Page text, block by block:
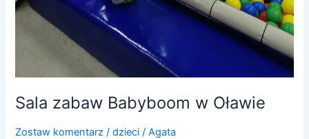
Sala zabaw Babyboom w Oławie
Zostaw komentarz /dzieci /Agata